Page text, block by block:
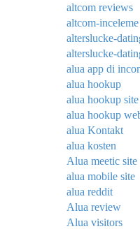
altcom reviews
altcom-
alterslucke-
alterslucke-
alua app di
alua hookup
alua hookup site
alua hookup
alua Kontakt
alua kosten
Alua meetic site
alua mobile site
alua reddit
Alua review
Alua visitors